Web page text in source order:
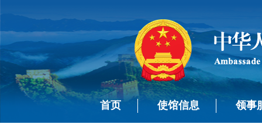
首页 使馆信息 领事